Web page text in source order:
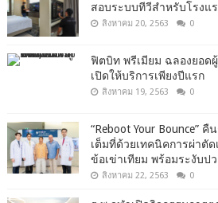
สอบระบบทีวีสำหรับโรงแ
สิงหาคม 20, 2563 0
ฟิตบิท พรีเมียม ฉลองยอด
เปิดให้บริการเพียงปีแรก
สิงหาคม 19, 2563 0
“Reboot Your Bounce”
เต็มที่ด้วยเทคนิคการผ่าตั
ข้อเข่าเทียม พร้อมระงับป
สิงหาคม 22, 2563 0